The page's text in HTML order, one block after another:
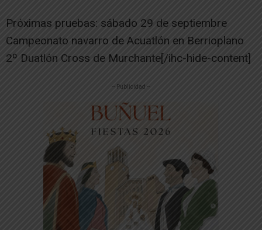
Próximas pruebas: sábado 29 de septiembre
Campeonato navarro de Acuatlón en Berrioplano
2º Duatlón Cross de Murchante[/ihc-hide-content]
-- Publicidad --